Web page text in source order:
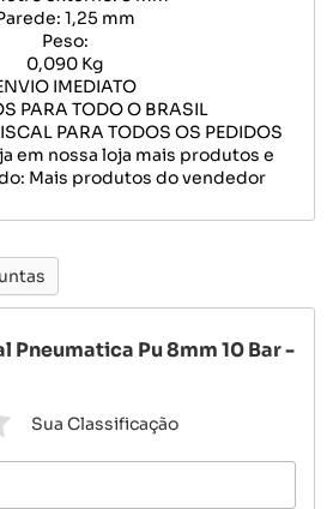
1,25 mm
Peso:
0,090 Kg
IMEDIATO
PARA TODO O BRASIL
PARA TODOS OS PEDIDOS
em nossa loja mais produtos e
Mais produtos do vendedor
Pneumatica Pu 8mm 10 Bar -
Sua Classificação